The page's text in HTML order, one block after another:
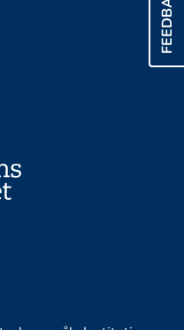
FEEDBACK